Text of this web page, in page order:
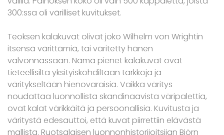
300:ssa oli värilliset kuvitukset.
Teoksen kalakuvat olivat joko Wilhelm von Wrightin
itsensä värittämiä, tai väritetty hänen
valvonnassaan. Nämä pienet kalakuvat ovat
tieteellisiltä yksityiskohdiltaan tarkkoja ja
väritykseltään hienovaraisia. Vaikka väritys
noudattaa luonnollista skandinaavista väripalettia,
ovat kalat värikkäitä ja persoonallisia. Kuvitusta ja
väritystä edesauttoi, että kuvat piirrettiin elävästä
mallista. Ruotsalaisen luonnonhistorijoitsijan Björn